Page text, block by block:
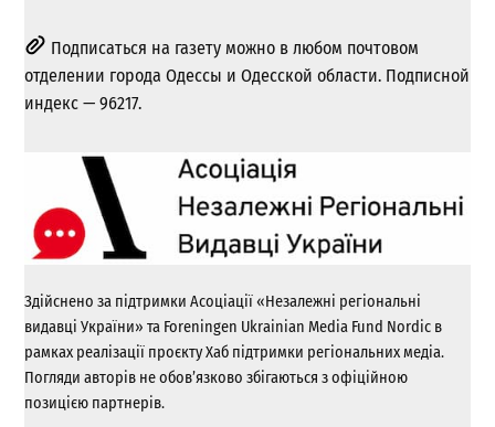
Подписаться на газету можно в любом почтовом
отделении города Одессы и Одесской области. Подписной
индекс — 96217.
Здійснено за підтримки Асоціації «Незалежні регіональні
видавці України» та Foreningen Ukrainian Media Fund Nordic в
рамках реалізації проєкту Хаб підтримки регіональних медіа.
Погляди авторів не обов’язково збігаються з офіційною
позицією партнерів.